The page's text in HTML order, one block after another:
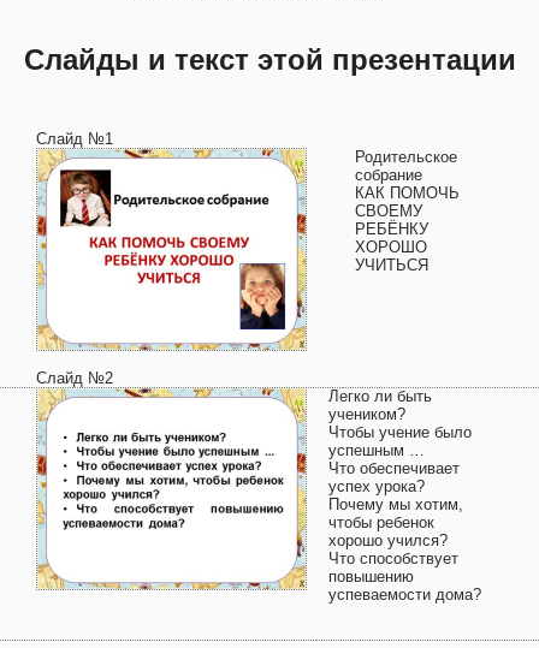
Слайды и текст этой презентации
Слайд №1
Родительское
собрание
КАК ПОМОЧЬ
СВОЕМУ
РЕБЁНКУ
ХОРОШО
УЧИТЬСЯ
Слайд №2
Легко ли быть
учеником?
Чтобы учение было
успешным …
Что обеспечивает
успех урока?
Почему мы хотим,
чтобы ребенок
хорошо учился?
Что способствует
повышению
успеваемости дома?